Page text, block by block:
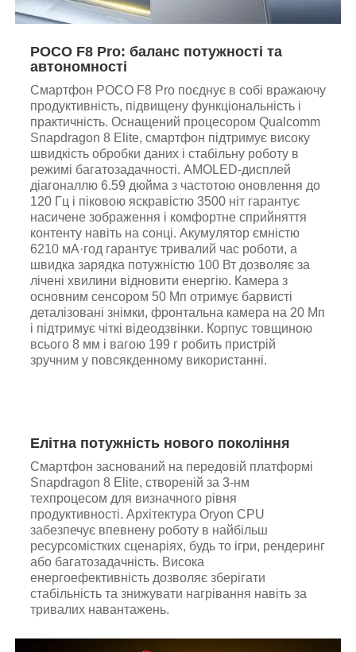
POCO F8 Pro: баланс потужності та
автономності
Смартфон POCO F8 Pro поєднує в собі вражаючу
продуктивність, підвищену функціональність і
практичність. Оснащений процесором Qualcomm
Snapdragon 8 Elite, смартфон підтримує високу
швидкість обробки даних і стабільну роботу в
режимі багатозадачності. AMOLED-дисплей
діагоналлю 6.59 дюйма з частотою оновлення до
120 Гц і піковою яскравістю 3500 ніт гарантує
насичене зображення і комфортне сприйняття
контенту навіть на сонці. Акумулятор ємністю
6210 мА·год гарантує тривалий час роботи, а
швидка зарядка потужністю 100 Вт дозволяє за
лічені хвилини відновити енергію. Камера з
основним сенсором 50 Мп отримує барвисті
деталізовані знімки, фронтальна камера на 20 Мп
і підтримує чіткі відеодзвінки. Корпус товщиною
всього 8 мм і вагою 199 г робить пристрій
зручним у повсякденному використанні.
Елітна потужність нового покоління
Смартфон заснований на передовій платформі
Snapdragon 8 Elite, створеній за 3-нм
техпроцесом для визначного рівня
продуктивності. Архітектура Oryon CPU
забезпечує впевнену роботу в найбільш
ресурсомістких сценаріях, будь то ігри, рендеринг
або багатозадачність. Висока
енергоефективність дозволяє зберігати
стабільність та знижувати нагрівання навіть за
тривалих навантажень.